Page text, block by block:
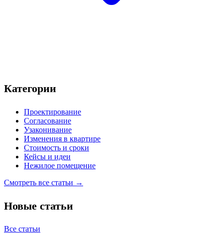
Категории
Проектирование
Согласование
Узаконивание
Изменения в квартире
Стоимость и сроки
Кейсы и идеи
Нежилое помещение
Смотреть все статьи →
Новые статьи
Все статьи